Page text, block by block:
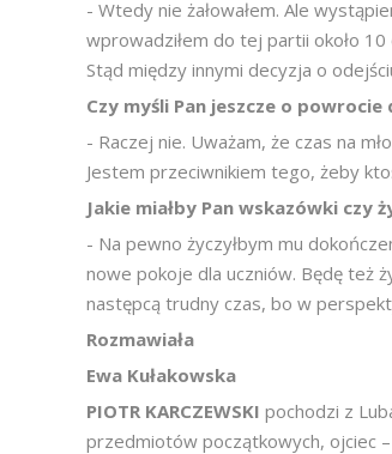
- Wtedy nie żałowałem. Ale
wprowadziłem do tej partii około
Stąd między innymi decyzja o
Czy myśli Pan jeszcze o powrocie
- Raczej nie. Uważam, że czas na
Jestem przeciwnikiem tego, żeby
Jakie miałby Pan wskazówki czy
- Na pewno życzyłbym mu
nowe pokoje dla uczniów. Będę też
następcą trudny czas, bo w
Rozmawiała
Ewa Kułakowska
PIOTR KARCZEWSKI pochodzi z
przedmiotów początkowych, ojciec